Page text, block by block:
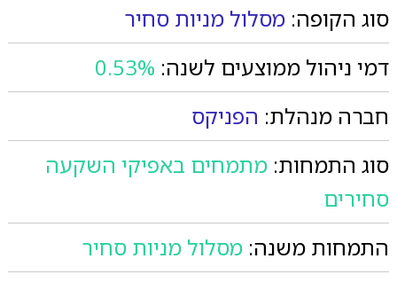
סוג הקופה: מסלול מניות סחיר
דמי ניהול ממוצעים לשנה: 0.53%
חברה מנהלת: הפניקס
סוג התמחות: מתמחים באפיקי השקעה
סחירים
התמחות משנה: מסלול מניות סחיר